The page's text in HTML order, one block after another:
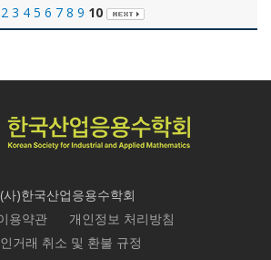
2 3 4 5 6 7 8 9 10
(사)한국산업응용수학회
용약관
개인정보 처리방침
거래 취소 및 환불 규정